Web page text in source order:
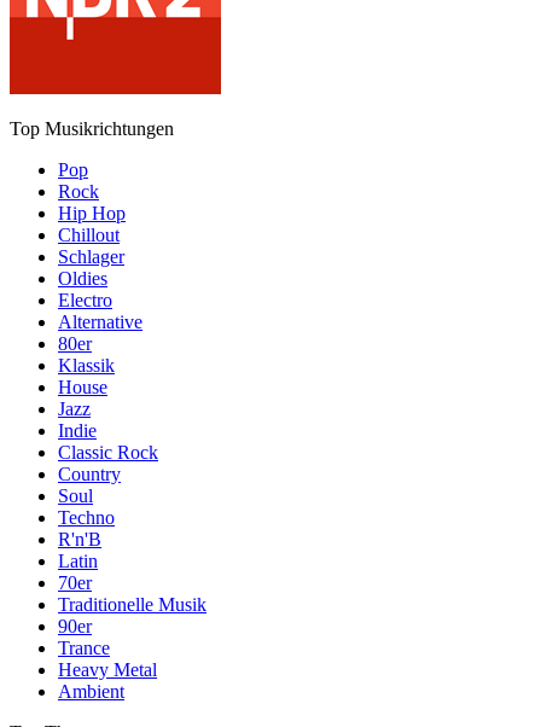
Top Musikrichtungen
Pop
Rock
Hip Hop
Chillout
Schlager
Oldies
Electro
Alternative
80er
Klassik
House
Jazz
Indie
Classic Rock
Country
Soul
Techno
R'n'B
Latin
70er
Traditionelle Musik
90er
Trance
Heavy Metal
Ambient